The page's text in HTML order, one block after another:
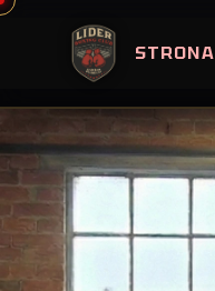
Skip